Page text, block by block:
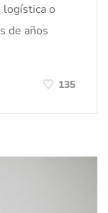
logística o
de años
135